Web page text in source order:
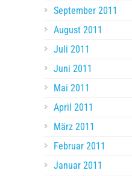
September 2011
August 2011
Juli 2011
Juni 2011
Mai 2011
April 2011
März 2011
Februar 2011
Januar 2011